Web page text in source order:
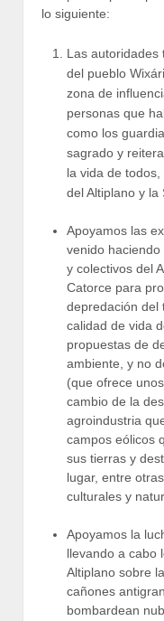
lo siguiente:
Las autoridades
del pueblo
zona de
personas que
como los
sagrado y
la vida de
del Altiplano y la
Apoyamos las
venido
y colectivos del
Catorce para
depredación del
calidad de vida
propuestas de
ambiente, y no
(que ofrece
cambio de la
agroindustria
campos eólicos
sus tierras y
lugar, entre
culturales y
Apoyamos la
llevando a cabo
Altiplano sobre
cañones
bombardean